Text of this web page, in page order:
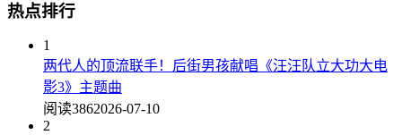
热点排行
1
两代人的顶流联手！后街男孩献唱《汪汪队立大功大电
影3》主题曲
阅读3862026-07-10
2